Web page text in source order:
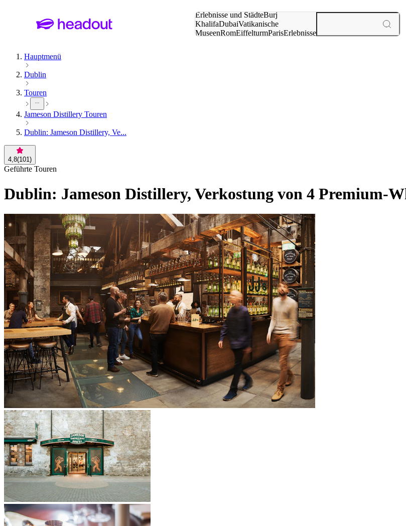
Erlebnisse und StädteBurj
KhalifaDubaiVatikanische
MuseenRomEiffelturmParisErlebnisse
Hauptmenü
Dublin
Touren
Jameson Distillery Touren
Dublin: Jameson Distillery, Ve...
4,8(101)
Geführte Touren
Dublin: Jameson Distillery, Verkostung von 4 Premium-